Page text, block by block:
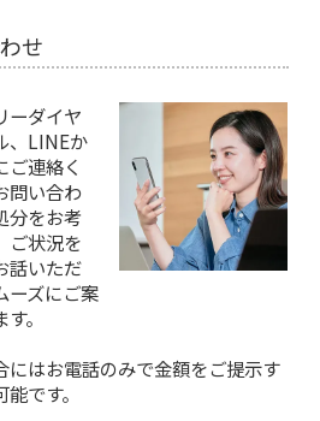
せ
ーダイヤ
、LINEか
ご連絡く
問い合わ
分をお考
ご状況を
話いただ
ーズにご案
。
にはお電話のみで金額をご提示す
です。